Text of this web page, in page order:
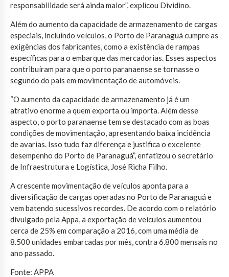
responsabilidade será ainda maior”, explicou Dividino.
Além do aumento da capacidade de armazenamento de cargas
especiais, incluindo veículos, o Porto de Paranaguá cumpre as
exigências dos fabricantes, como a existência de rampas
específicas para o embarque das mercadorias. Esses aspectos
contribuíram para que o porto paranaense se tornasse o
segundo do país em movimentação de automóveis.
“O aumento da capacidade de armazenamento já é um
atrativo enorme a quem exporta ou importa. Além desse
aspecto, o porto paranaense tem se destacado com as boas
condições de movimentação, apresentando baixa incidência
de avarias. Isso tudo faz diferença e justifica o excelente
desempenho do Porto de Paranaguá”, enfatizou o secretário
de Infraestrutura e Logística, José Richa Filho.
A crescente movimentação de veículos aponta para a
diversificação de cargas operadas no Porto de Paranaguá e
vem batendo sucessivos recordes. De acordo com o relatório
divulgado pela Appa, a exportação de veículos aumentou
cerca de 25% em comparação a 2016, com uma média de
8.500 unidades embarcadas por mês, contra 6.800 mensais no
ano passado.
Fonte: APPA